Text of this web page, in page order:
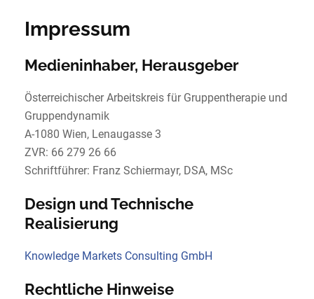
Impressum
Medieninhaber, Herausgeber
Österreichischer Arbeitskreis für Gruppentherapie und
Gruppendynamik
A-1080 Wien, Lenaugasse 3
ZVR: 66 279 26 66
Schriftführer: Franz Schiermayr, DSA, MSc
Design und Technische
Realisierung
Knowledge Markets Consulting GmbH
Rechtliche Hinweise